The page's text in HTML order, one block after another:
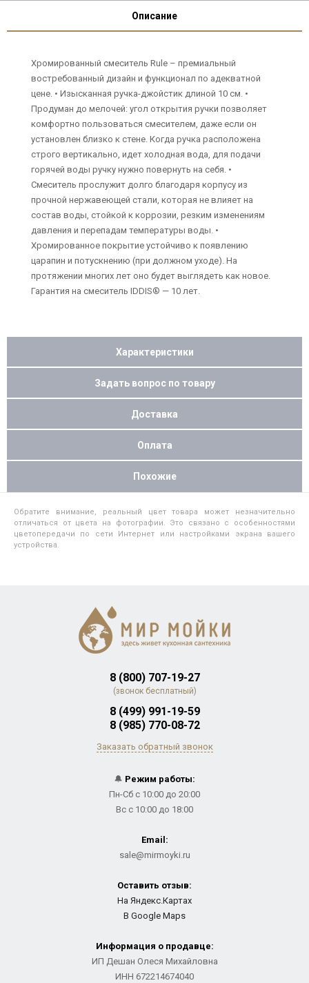
Описание
Хромированный смеситель Rule – премиальный
востребованный дизайн и функционал по адекватной
цене. • Изысканная ручка-джойстик длиной 10 см. •
Продуман до мелочей: угол открытия ручки позволяет
комфортно пользоваться смесителем, даже если он
установлен близко к стене. Когда ручка расположена
строго вертикально, идет холодная вода, для подачи
горячей воды ручку нужно повернуть на себя. •
Смеситель прослужит долго благодаря корпусу из
прочной нержавеющей стали, которая не влияет на
состав воды, стойкой к коррозии, резким изменениям
давления и перепадам температуры воды. •
Хромированное покрытие устойчиво к появлению
царапин и потускнению (при должном уходе). На
протяжении многих лет оно будет выглядеть как новое.
Гарантия на смеситель IDDIS® — 10 лет.
Характеристики
Задать вопрос по товару
Доставка
Оплата
Похожие
Обратите внимание, реальный цвет товара может незначительно
отличаться от цвета на фотографии. Это связано с особенностями
цветопередачи по сети Интернет или настройками экрана вашего
устройства.
8 (800) 707-19-27
(звонок бесплатный)
8 (499) 991-19-59
8 (985) 770-08-72
Заказать обратный звонок
🔔 Режим работы:
Пн-Сб с 10:00 до 20:00
Вс с 10:00 до 18:00
Email:
sale@mirmoyki.ru
Оставить отзыв:
На Яндекс.Картах
В Google Maps
Информация о продавце:
ИП Дешан Олеся Михайловна
ИНН 672214674040